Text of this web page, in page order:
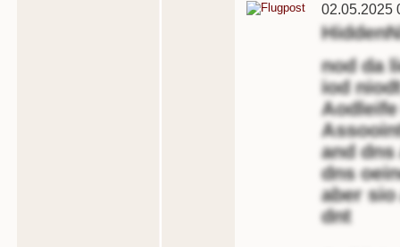
02.05.2025
nod da
iod
and
dns
aber
dnt